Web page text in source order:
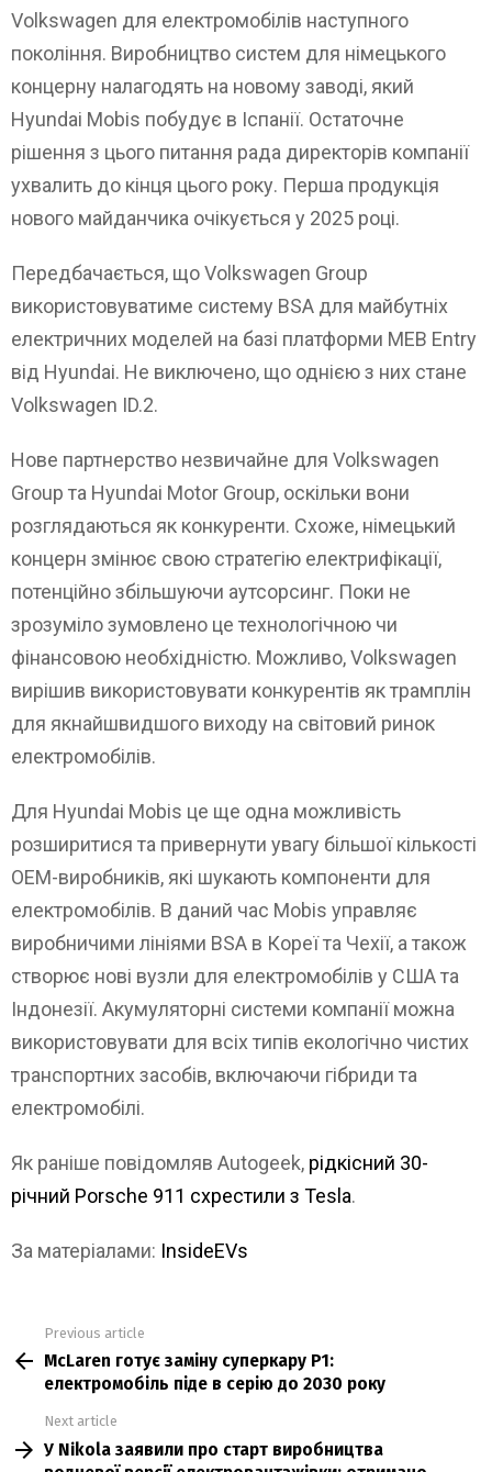
Volkswagen для електромобілів наступного
покоління. Виробництво систем для німецького
концерну налагодять на новому заводі, який
Hyundai Mobis побудує в Іспанії. Остаточне
рішення з цього питання рада директорів компанії
ухвалить до кінця цього року. Перша продукція
нового майданчика очікується у 2025 році.
Передбачається, що Volkswagen Group
використовуватиме систему BSA для майбутніх
електричних моделей на базі платформи MEB Entry
від Hyundai. Не виключено, що однією з них стане
Volkswagen ID.2.
Нове партнерство незвичайне для Volkswagen
Group та Hyundai Motor Group, оскільки вони
розглядаються як конкуренти. Схоже, німецький
концерн змінює свою стратегію електрифікації,
потенційно збільшуючи аутсорсинг. Поки не
зрозуміло зумовлено це технологічною чи
фінансовою необхідністю. Можливо, Volkswagen
вирішив використовувати конкурентів як трамплін
для якнайшвидшого виходу на світовий ринок
електромобілів.
Для Hyundai Mobis це ще одна можливість
розширитися та привернути увагу більшої кількості
OEM-виробників, які шукають компоненти для
електромобілів. В даний час Mobis управляє
виробничими лініями BSA в Кореї та Чехії, а також
створює нові вузли для електромобілів у США та
Індонезії. Акумуляторні системи компанії можна
використовувати для всіх типів екологічно чистих
транспортних засобів, включаючи гібриди та
електромобілі.
Як раніше повідомляв Autogeek, рідкісний 30-
річний Porsche 911 схрестили з Tesla.
За матеріалами: InsideEVs
more
Previous article
McLaren готує заміну суперкару P1:
електромобіль піде в серію до 2030 року
Next article
У Nikola заявили про старт виробництва